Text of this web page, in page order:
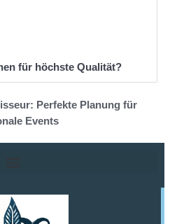
für höchste Qualität?
Perfekte Planung für
Events